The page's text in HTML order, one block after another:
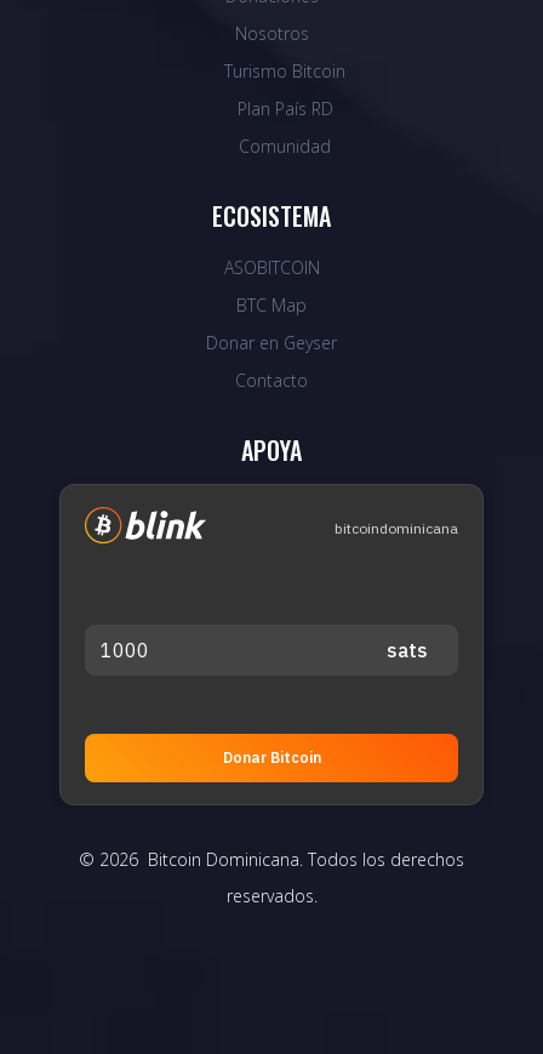
Nosotros
Turismo Bitcoin
Plan País RD
Comunidad
ECOSISTEMA
ASOBITCOIN
BTC Map
Donar en Geyser
Contacto
APOYA
bitcoindominicana
Donar Bitcoin
© 2026 Bitcoin Dominicana. Todos los derechos
reservados.